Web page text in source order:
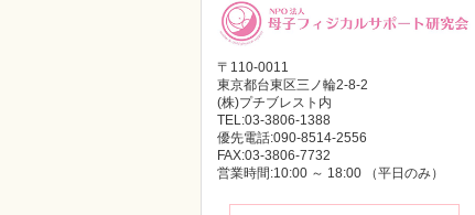
〒110-0011
東京都台東区三ノ輪2-8-2
(株)プチブレスト内
TEL:03-3806-1388
優先電話:090-8514-2556
FAX:03-3806-7732
営業時間:10:00 ～ 18:00 （平日のみ）